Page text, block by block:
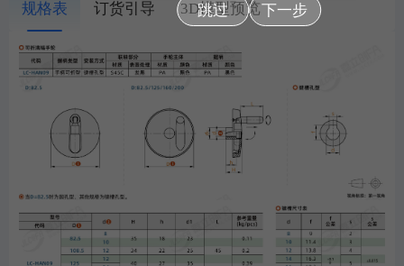
跳过 下一步
规格表 订货引导 3D模型预览